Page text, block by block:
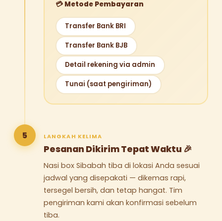
💳 Metode Pembayaran
Transfer Bank BRI
Transfer Bank BJB
Detail rekening via admin
Tunai (saat pengiriman)
5 LANGKAH KELIMA
Pesanan Dikirim Tepat Waktu 🎉
Nasi box Sibabah tiba di lokasi Anda sesuai
jadwal yang disepakati — dikemas rapi,
tersegel bersih, dan tetap hangat. Tim
pengiriman kami akan konfirmasi sebelum
tiba.